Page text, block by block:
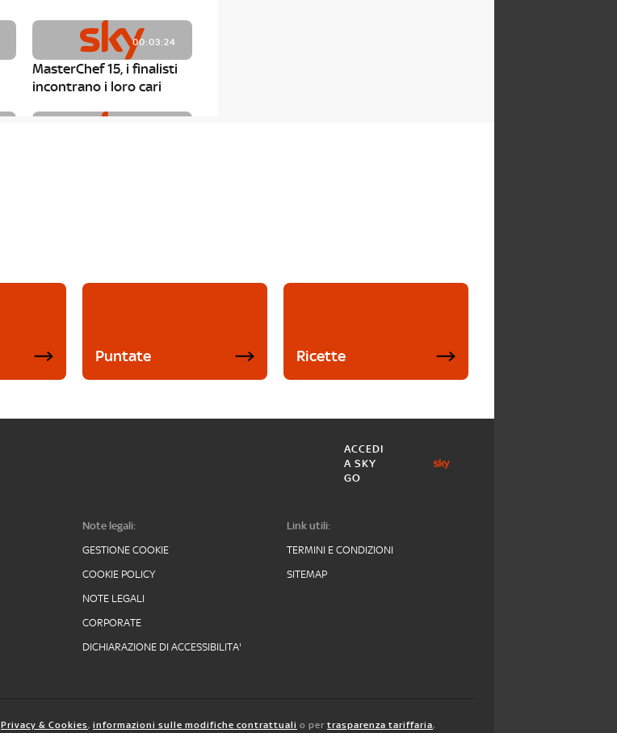
00:03:24
MasterChef 15, i finalisti
incontrano i loro cari
Puntate Ricette
ACCEDI
A SKY
GO
Note legali:
GESTIONE COOKIE
COOKIE POLICY
NOTE LEGALI
CORPORATE
DICHIARAZIONE DI ACCESSIBILITA'
Link utili:
TERMINI E CONDIZIONI
SITEMAP
Privacy & Cookies, informazioni sulle modifiche contrattuali o per trasparenza tariffaria,